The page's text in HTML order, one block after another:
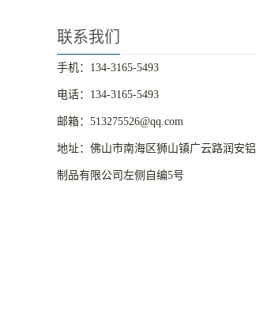
联系我们
手机：134-3165-5493
电话：134-3165-5493
邮箱：513275526@qq.com
地址：佛山市南海区狮山镇广云路润安铝
制品有限公司左侧自编5号